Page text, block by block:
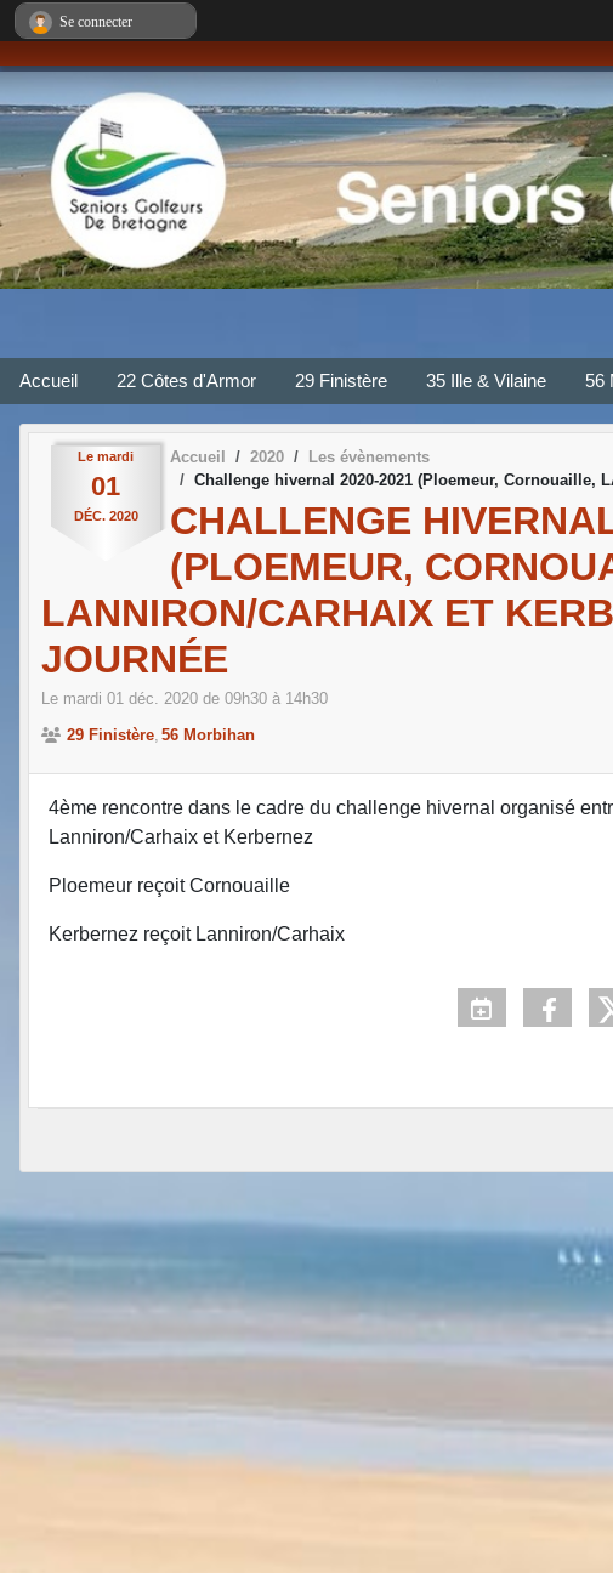
Accueil 22 Côtes d'Armor 29 Finistère 35 Ille & Vilaine 56
Le mardi
01
DÉC. 2020
Accueil 2020
Les évènements
Challenge hivernal 2020-2021 (Ploemeur, Cornouaille,
CHALLENGE
(PLOEMEUR,
LANNIRON/CARHAIX ET
JOURNÉE
Le mardi 01 déc. 2020 de 09h30 à 14h30
29 Finistère 56 Morbihan
4ème rencontre dans le cadre du challenge hivernal organisé
Lanniron/Carhaix et Kerbernez
Ploemeur reçoit Cornouaille
Kerbernez reçoit Lanniron/Carhaix
Se connecter
Panneau de gestion des cookies